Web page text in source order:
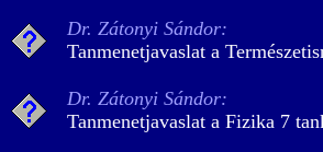
Dr. Zátonyi Sándor:
Tanmenetjavaslat a
Dr. Zátonyi Sándor:
Tanmenetjavaslat a Fizika 7